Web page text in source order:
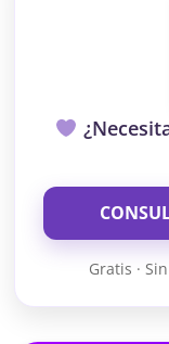
Gratis ·